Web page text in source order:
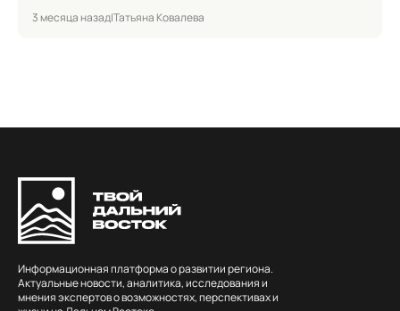
3 месяца назад|Татьяна Ковалева
Информационная платформа о развитии региона.
Актуальные новости, аналитика, исследования и
мнения экспертов о возможностях, перспективах и